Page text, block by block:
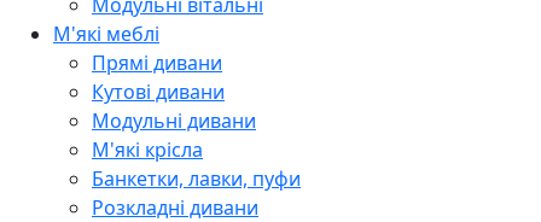
М'які меблі
Прямі дивани
Кутові дивани
Модульні дивани
М'які крісла
Банкетки, лавки, пуфи
Розкладні дивани